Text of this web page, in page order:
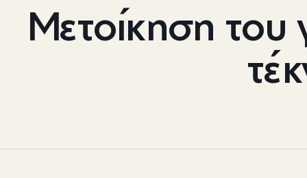
Μετοίκηση του